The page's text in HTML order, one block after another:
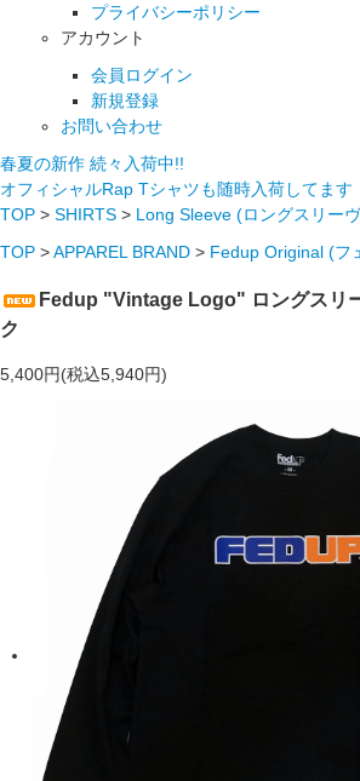
プライバシーポリシー
アカウント
会員ログイン
新規登録
お問い合わせ
春夏の新作 続々入荷中!!
オフィシャルRap Tシャツも随時入荷してます
TOP > SHIRTS > Long Sleeve (ロングスリー
TOP >APPAREL BRAND > Fedup Original (フ
Fedup "Vintage Logo" ロングスリ
ク
5,400円(税込5,940円)